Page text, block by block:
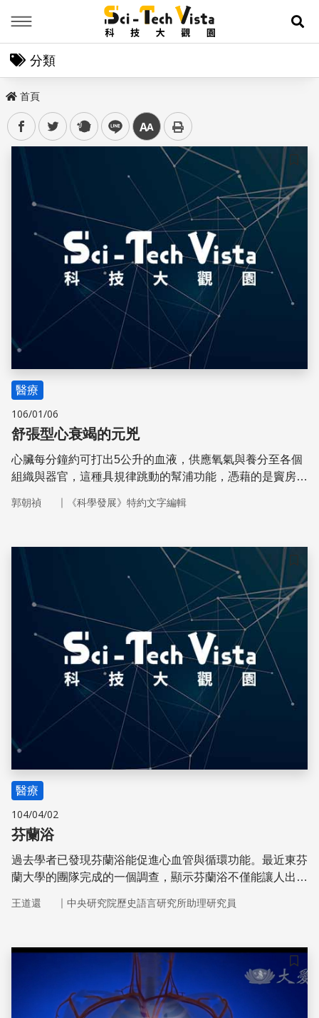
展
分類
首頁
facebooktwitter plurk line 中
儲存
醫療
106/01/06
舒張型心衰竭的元兇
心臟每分鐘約可打出5公升的血液，供應氧氣與養分至各個
組織與器官，這種具規律跳動的幫浦功能，憑藉的是竇房結
郭朝禎 ｜ 《科學發展》特約文字編輯
儲存
醫療
104/04/02
芬蘭浴
過去學者已發現芬蘭浴能促進心血管與循環功能。最近東芬
蘭大學的團隊完成的一個調查，顯示芬蘭浴不僅能讓人出
王道還 ｜ 中央研究院歷史語言研究所助理研究員
儲存